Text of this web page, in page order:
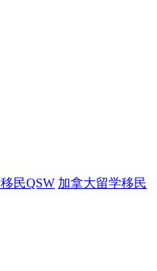
民QSW 加拿大留学移民